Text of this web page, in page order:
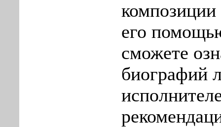
его
сможете
биографий